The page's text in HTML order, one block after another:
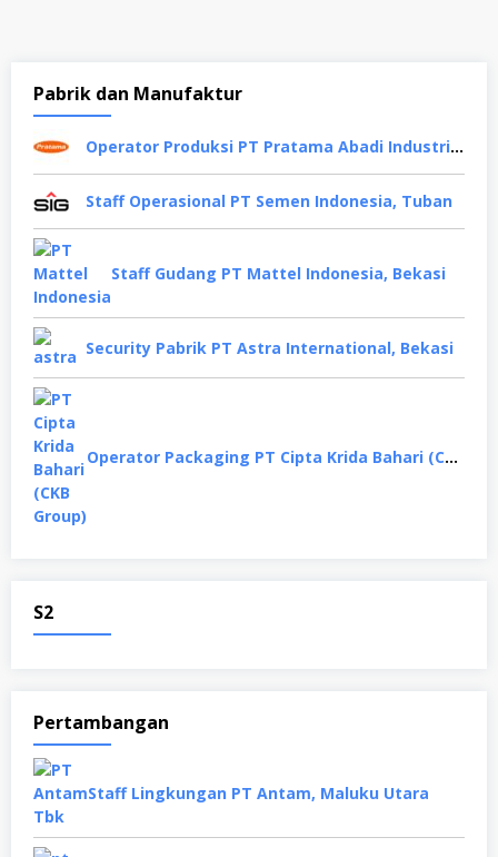
Pabrik dan Manufaktur
Operator Produksi PT Pratama Abadi Industri, Tangerang
Staff Operasional PT Semen Indonesia, Tuban
Staff Gudang PT Mattel Indonesia, Bekasi
Security Pabrik PT Astra International, Bekasi
Operator Packaging PT Cipta Krida Bahari (CKB Group), Semarang
S2
Pertambangan
Staff Lingkungan PT Antam, Maluku Utara